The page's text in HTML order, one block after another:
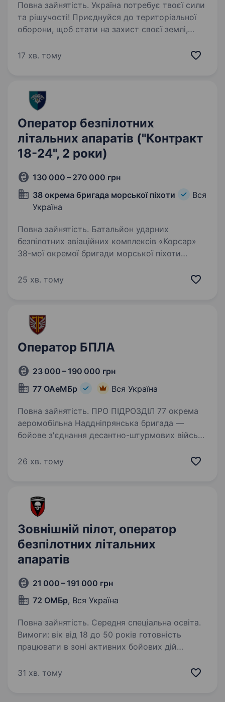
Повна зайнятість. Україна потребує твоєї сили
та рішучості! Приєднуйся до територіальної
оборони, щоб стати на захист своєї землі,
систем 117 бригади ТрО запрошую на
17 хв. тому
Оператор безпілотних
літальних апаратів ("Контракт
18-24", 2 роки)
130 000 – 270 000 грн
38 окрема бригада морської піхоти
Вся
Україна
Повна зайнятість. Батальйон ударних
безпілотних авіаційних комплексів «Корсар»
38-мої окремої бригади морської піхоти
продемонстрував високу ефективність
25 хв. тому
Оператор БПЛА
23 000 – 190 000 грн
77 ОАеМБр
Вся Україна
Повна зайнятість. ПРО ПІДРОЗДІЛ 77 окрема
аеромобільна Наддніпрянська бригада —
бойове з'єднання десантно-штурмових військ
2022 року в умовах широкомасштабного
26 хв. тому
Зовнішній пілот, оператор
безпілотних літальних
апаратів
21 000 – 191 000 грн
72 ОМБр, Вся Україна
Повна зайнятість. Середня спеціальна освіта.
Вимоги: вік від 18 до 50 років готовність
працювати в зоні активних бойових дій
здоров’я і морально-психологічними якостями
31 хв. тому